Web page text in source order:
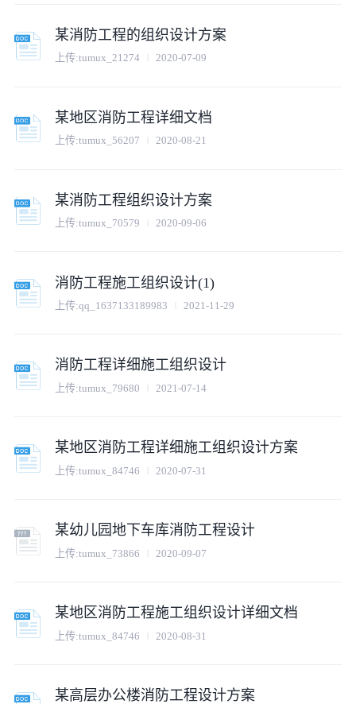
某消防工程的组织设计方案
上传:tumux_21274 2020-07-09
某地区消防工程详细文档
上传:tumux_56207 2020-08-21
某消防工程组织设计方案
上传:tumux_70579 2020-09-06
消防工程施工组织设计(1)
上传:qq_1637133189983 2021-11-29
消防工程详细施工组织设计
上传:tumux_79680 2021-07-14
某地区消防工程详细施工组织设计方案
上传:tumux_84746 2020-07-31
某幼儿园地下车库消防工程设计
上传:tumux_73866 2020-09-07
某地区消防工程施工组织设计详细文档
上传:tumux_84746 2020-08-31
某高层办公楼消防工程设计方案